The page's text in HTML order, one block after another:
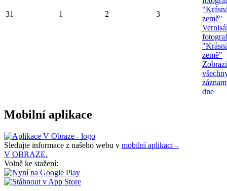
31 1 2 3
země"
země"
dne
Mobilní aplikace
Sledujte informace z našeho webu v mobilní aplikaci –
V OBRAZE.
Volně ke stažení: